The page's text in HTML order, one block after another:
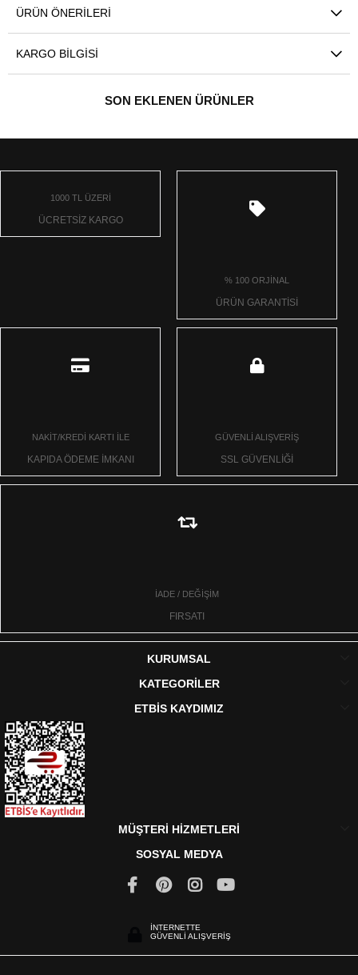
ÜRÜN ÖNERILERI
KARGO BILGISI
SON EKLENEN ÜRÜNLER
1000 TL ÜZERİ
ÜCRETSİZ KARGO
% 100 ORJİNAL
ÜRÜN GARANTİSİ
NAKİT/KREDİ KARTI İLE
KAPIDA ÖDEME İMKANI
GÜVENLİ ALIŞVERİŞ
SSL GÜVENLİĞİ
İADE / DEĞİŞİM
FIRSATI
KURUMSAL
KATEGORİLER
ETBİS KAYDIMIZ
MÜŞTERİ HİZMETLERİ
SOSYAL MEDYA
İNTERNETTE
GÜVENLİ ALIŞVERİŞ